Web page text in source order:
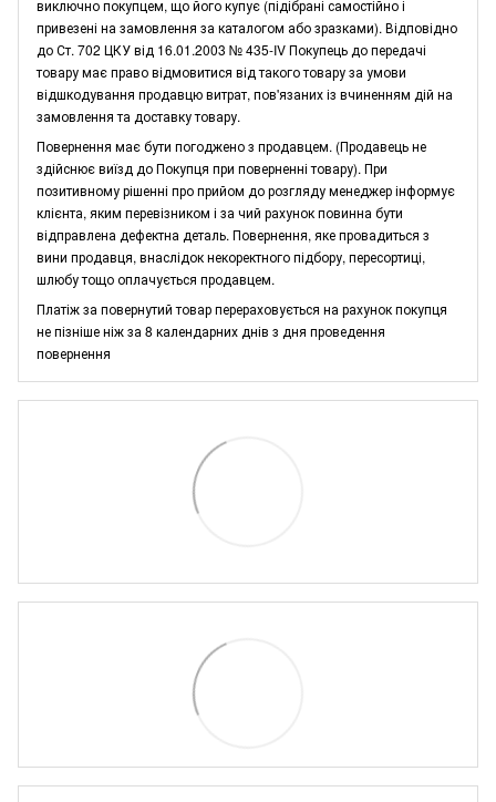
виключно покупцем, що його купує (підібрані самостійно і
привезені на замовлення за каталогом або зразками). Відповідно
до Ст. 702 ЦКУ від 16.01.2003 № 435-IV Покупець до передачі
товару має право відмовитися від такого товару за умови
відшкодування продавцю витрат, пов'язаних із вчиненням дій на
замовлення та доставку товару.
Повернення має бути погоджено з продавцем. (Продавець не
здійснює виїзд до Покупця при поверненні товару). При
позитивному рішенні про прийом до розгляду менеджер інформує
клієнта, яким перевізником і за чий рахунок повинна бути
відправлена дефектна деталь. Повернення, яке провадиться з
вини продавця, внаслідок некоректного підбору, пересортиці,
шлюбу тощо оплачується продавцем.
Платіж за повернутий товар перераховується на рахунок покупця
не пізніше ніж за 8 календарних днів з дня проведення
повернення